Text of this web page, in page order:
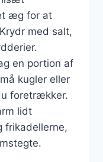
æg for at
med salt,
en portion af
kugler eller
foretrækker.
lidt
frikadellerne,